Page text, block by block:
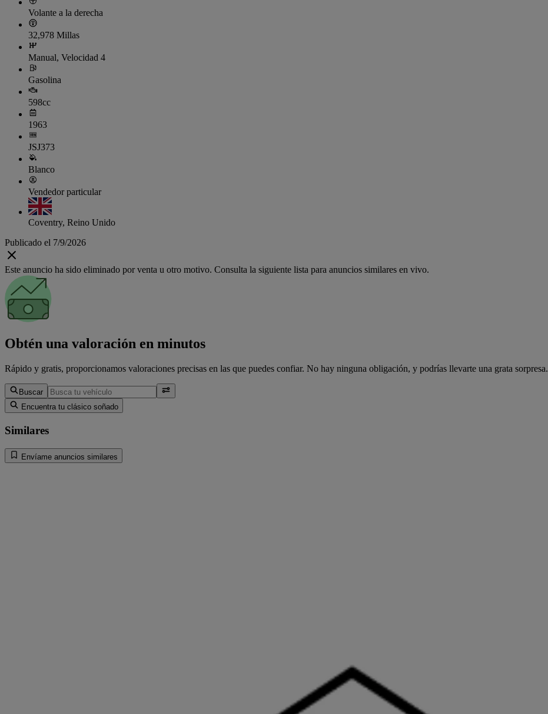
Volante a la derecha
32,978 Millas
Manual, Velocidad 4
Gasolina
598cc
1963
JSJ373
Blanco
Vendedor particular
Coventry, Reino Unido
Publicado el 7/9/2026
Este anuncio ha sido eliminado por venta u otro motivo. Consulta la siguiente lista para anuncios similares en vivo.
Obtén una valoración en minutos
Rápido y gratis, proporcionamos valoraciones precisas en las que puedes confiar. No hay ninguna obligación, y podrías llevarte una grata sorpresa.
Buscar
Encuentra tu clásico soñado
Similares
Envíame anuncios similares